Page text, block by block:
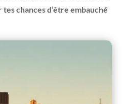
chances d’être embauché